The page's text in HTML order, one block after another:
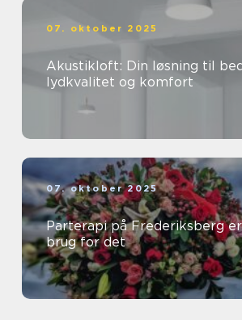
07. oktober 2025
Akustikloft: Din løsning til
lydkvalitet og komfort
07. oktober 2025
Parterapi på Frederiksberg
brug for det